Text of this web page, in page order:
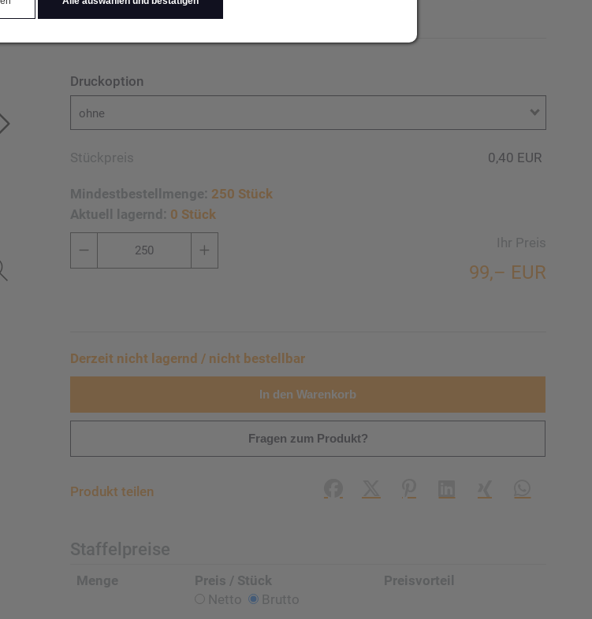
Druckoption
ohne
Stückpreis 0,40 EUR
Mindestbestellmenge: 250 Stück
Aktuell lagernd: 0 Stück
Ihr Preis
99,– EUR
Derzeit nicht lagernd / nicht bestellbar
In den Warenkorb
Fragen zum Produkt?
Produkt teilen Facebook
X PinterestLinkedInXing WhatsApp
Staffelpreise
Menge
Preis / Stück
Netto
Brutto
Preisvorteil